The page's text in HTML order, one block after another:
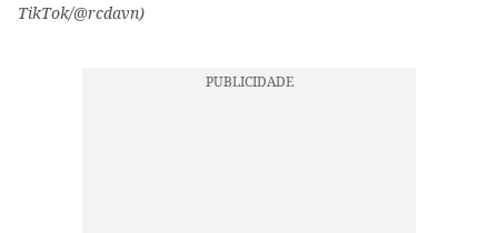
TikTok/@rcdavn)